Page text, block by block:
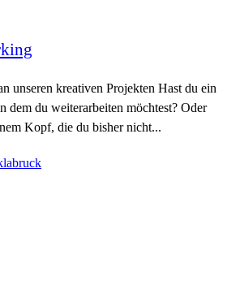
unseren kreativen Projekten Hast du ein
dem du weiterarbeiten möchtest? Oder
Kopf, die du bisher nicht...